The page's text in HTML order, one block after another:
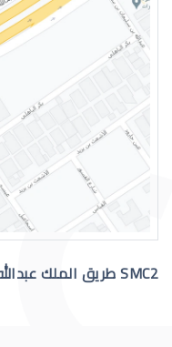
علاج
SMC2 طريق الملك عبدالله - الرياض